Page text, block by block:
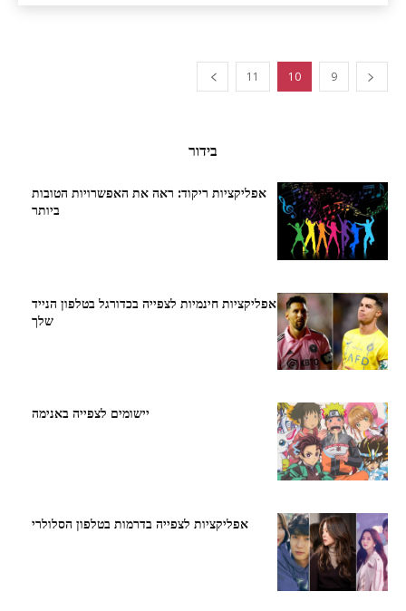
9
10
11
בידור
אפליקציות ריקוד: ראה את האפשרויות הטובות
ביותר
אפליקציות חינמיות לצפייה בכדורגל בטלפון הנייד
שלך
יישומים לצפייה באנימה
אפליקציות לצפייה בדרמות בטלפון הסלולרי